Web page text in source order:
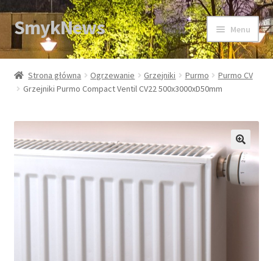
Przejdź
do
nawigacji
Przejdź
do
treści
SmykNews Menu
Strona główna
Strona główna Ogrzewanie Grzejniki Purmo
Purmo CV
Grzejniki Purmo Compact Ventil CV22 500x3000xD50mm